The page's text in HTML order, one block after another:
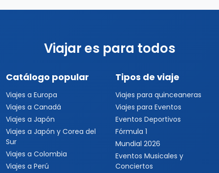
Viajar es para todos
Catálogo popular
Viajes a Europa
Viajes a Canadá
Viajes a Japón
Viajes a Japón y Corea del
Sur
Viajes a Colombia
Viajes a Perú
Tipos de viaje
Viajes para quinceaneras
Viajes para Eventos
Eventos Deportivos
Fórmula 1
Mundial 2026
Eventos Musicales y
Conciertos